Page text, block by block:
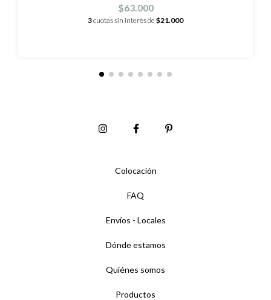
$63.000
3cuotas sin interés de$21.000
Colocación
FAQ
Envíos - Locales
Dónde estamos
Quiénes somos
Productos